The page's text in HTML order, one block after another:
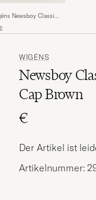
Newsboy Classic
WIGÉNS
Newsboy
Cap Brown
€
Der Artikel ist
Artikelnummer: